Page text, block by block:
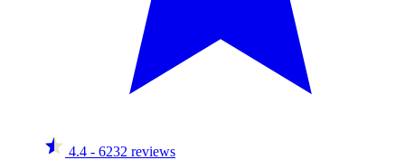
4.4 - 6232 reviews